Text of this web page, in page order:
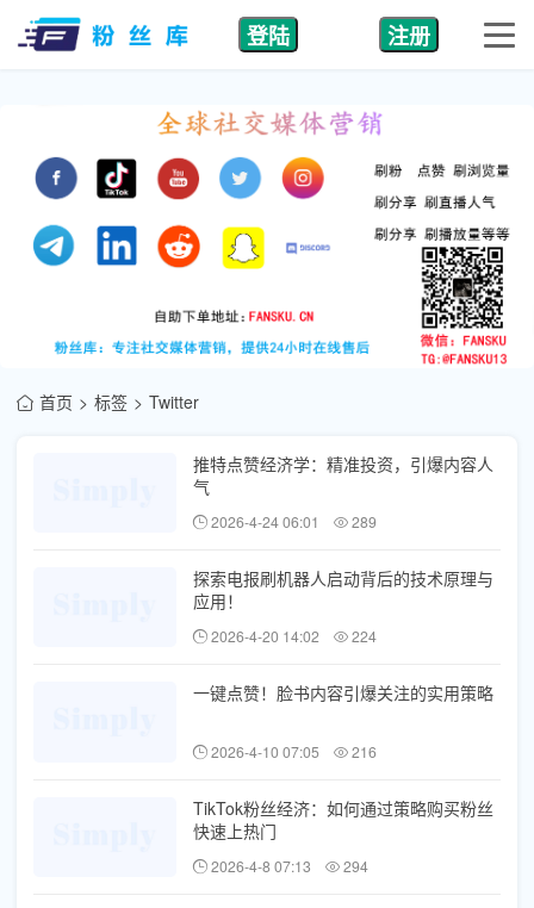
登陆 注册
首页 标签 Twitter
推特点赞经济学：精准投资，引爆内容人
气
2026-4-24 06:01 289
探索电报刷机器人启动背后的技术原理与
应用！
2026-4-20 14:02 224
一键点赞！脸书内容引爆关注的实用策略
2026-4-10 07:05 216
TikTok粉丝经济：如何通过策略购买粉丝
快速上热门
2026-4-8 07:13 294